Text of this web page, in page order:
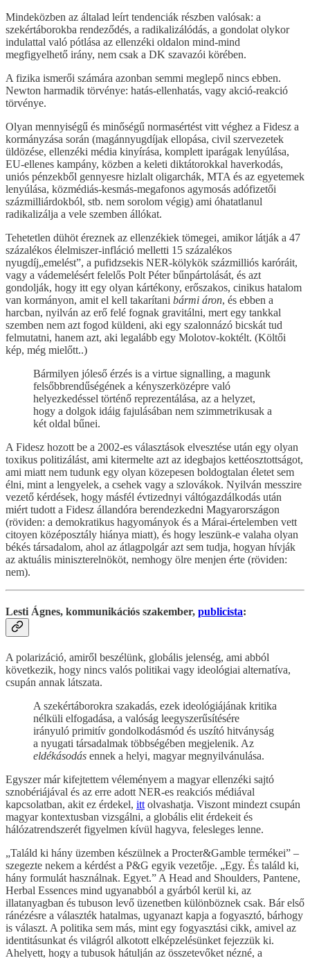
Mindeközben az általad leírt tendenciák részben valósak: a
szekértáborokba rendeződés, a radikalizálódás, a gondolat olykor
indulattal való pótlása az ellenzéki oldalon mind-mind
megfigyelhető irány, nem csak a DK szavazói körében.
A fizika ismerői számára azonban semmi meglepő nincs ebben.
Newton harmadik törvénye: hatás-ellenhatás, vagy akció-reakció
törvénye.
Olyan mennyiségű és minőségű normasértést vitt véghez a Fidesz a
kormányzása során (magánnyugdíjak ellopása, civil szervezetek
üldözése, ellenzéki média kinyírása, komplett iparágak lenyúlása,
EU-ellenes kampány, közben a keleti diktátorokkal haverkodás,
uniós pénzekből gennyesre hizlalt oligarchák, MTA és az egyetemek
lenyúlása, közmédiás-kesmás-megafonos agymosás adófizetői
százmilliárdokból, stb. nem sorolom végig) ami óhatatlanul
radikalizálja a vele szemben állókat.
Tehetetlen dühöt éreznek az ellenzékiek tömegei, amikor látják a 47
százalékos élelmiszer-infláció melletti 15 százalékos
nyugdíj„emelést”, a pufidzsekis NER-kölykök százmilliós karóráit,
vagy a vádemelésért felelős Polt Péter bűnpártolását, és azt
gondolják, hogy itt egy olyan kártékony, erőszakos, cinikus hatalom
van kormányon, amit el kell takarítani bármi áron, és ebben a
harcban, nyilván az erő felé fognak gravitálni, mert egy tankkal
szemben nem azt fogod küldeni, aki egy szalonnázó bicskát tud
felmutatni, hanem azt, aki legalább egy Molotov-koktélt. (Költői
kép, még mielőtt..)
Bármilyen jóleső érzés is a virtue signalling, a magunk
felsőbbrendűségének a kényszerközépre való
helyezkedéssel történő reprezentálása, az a helyzet,
hogy a dolgok idáig fajulásában nem szimmetrikusak a
két oldal bűnei.
A Fidesz hozott be a 2002-es választások elvesztése után egy olyan
toxikus politizálást, ami kitermelte azt az idegbajos kettéosztottságot,
ami miatt nem tudunk egy olyan közepesen boldogtalan életet sem
élni, mint a lengyelek, a csehek vagy a szlovákok. Nyilván messzire
vezető kérdések, hogy másfél évtizednyi váltógazdálkodás után
miért tudott a Fidesz állandóra berendezkedni Magyarországon
(röviden: a demokratikus hagyományok és a Márai-értelemben vett
citoyen középosztály hiánya miatt), és hogy leszünk-e valaha olyan
békés társadalom, ahol az átlagpolgár azt sem tudja, hogyan hívják
az aktuális miniszterelnököt, nemhogy ölre menjen érte (röviden:
nem).
Lesti Ágnes, kommunikációs szakember, publicista:
A polarizáció, amiről beszélünk, globális jelenség, ami abból
következik, hogy nincs valós politikai vagy ideológiai alternatíva,
csupán annak látszata.
A szekértáborokra szakadás, ezek ideológiájának kritika
nélküli elfogadása, a valóság leegyszerűsítésére
irányuló primitív gondolkodásmód és uszító hitványság
a nyugati társadalmak többségében megjelenik. Az
eldékásodás ennek a helyi, magyar megnyilvánulása.
Egyszer már kifejtettem véleményem a magyar ellenzéki sajtó
sznobériájával és az erre adott NER-es reakciós médiával
kapcsolatban, akit ez érdekel, ittolvashatja. Viszont mindezt csupán
magyar kontextusban vizsgálni, a globális elit érdekeit és
hálózatrendszerét figyelmen kívül hagyva, felesleges lenne.
„Találd ki hány üzemben készülnek a Procter&Gamble termékei” –
szegezte nekem a kérdést a P&G egyik vezetője. „Egy. És találd ki,
hány formulát használnak. Egyet.” A Head and Shoulders, Pantene,
Herbal Essences mind ugyanabból a gyárból kerül ki, az
illatanyagban és tubuson levő üzenetben különböznek csak. Bár első
ránézésre a választék hatalmas, ugyanazt kapja a fogyasztó, bárhogy
is választ. A politika sem más, mint egy fogyasztási cikk, amivel az
identitásunkat és világról alkotott elképzelésünket fejezzük ki.
Ahelyett, hogy a tubusok hátulján az összetevőket nézné, a